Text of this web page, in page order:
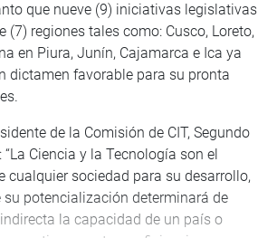
que nueve (9) iniciativas legislativas
(7) regiones tales como: Cusco, Loreto,
en Piura, Junín, Cajamarca e Ica ya
dictamen favorable para su pronta
de la Comisión de CIT, Segundo
Ciencia y la Tecnología son el
cualquier sociedad para su desarrollo,
potencialización determinará de
la capacidad de un país o